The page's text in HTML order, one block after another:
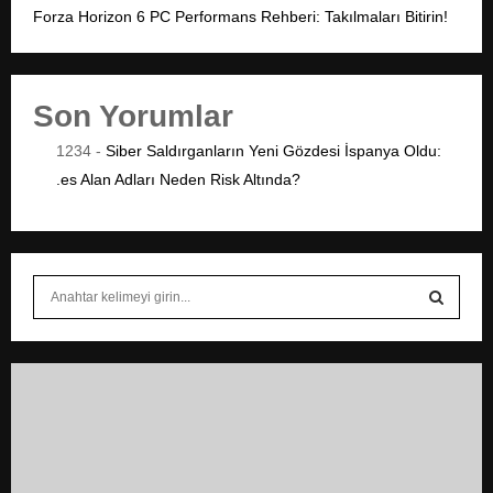
m
a
s
ı
Forza Horizon 6 PC Performans Rehberi: Takılmaları Bitirin!
Son Yorumlar
1234 - Siber Saldırganların Yeni Gözdesi İspanya Oldu:
.es Alan Adları Neden Risk Altında?
S